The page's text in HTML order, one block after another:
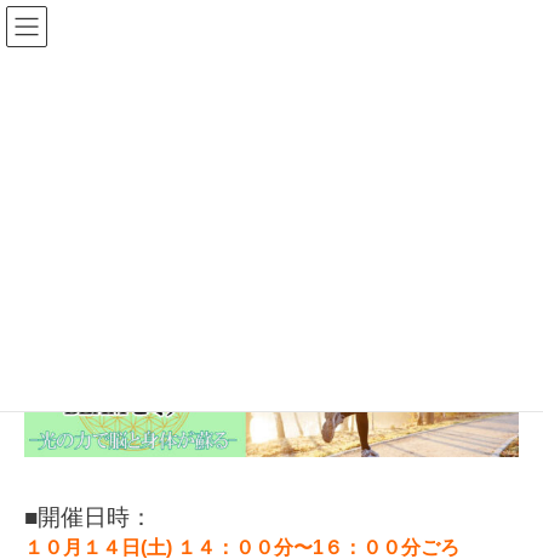
コ
ン
ナ
ビ
■開催日時：
１０月１４日(土) １４：００分〜1６：００分ごろ